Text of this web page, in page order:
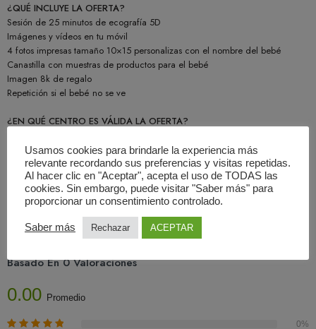
¿QUÉ INCLUYE LA OFERTA?
Sesión de 25 minutos de ecografía 5D
Imágenes y vídeos en tu móvil
4 fotos impresas tamaño 10×15 personalizas con el nombre del bebé
Canastilla con muestras de productos para el bebé
Imagen 8k de regalo
Repetición si el bebé no se ve
¿EN QUÉ CENTRO ES VÁLIDA LA OFERTA?
Cita previa: 636255157 (llamada o whatssap)
Valoraciones (0)
Basado En 0 Valoraciones
0.00 Promedio
0%
Usamos cookies para brindarle la experiencia más
relevante recordando sus preferencias y visitas repetidas.
Al hacer clic en "Aceptar", acepta el uso de TODAS las
cookies. Sin embargo, puede visitar "Saber más" para
proporcionar un consentimiento controlado.
Saber más Rechazar ACEPTAR